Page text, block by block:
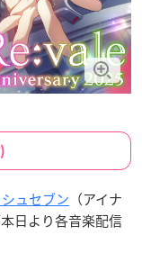
ュセブン （アイナ
日より各音楽配信